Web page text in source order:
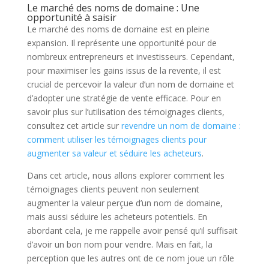
Le marché des noms de domaine : Une
opportunité à saisir
Le marché des noms de domaine est en pleine
expansion. Il représente une opportunité pour de
nombreux entrepreneurs et investisseurs. Cependant,
pour maximiser les gains issus de la revente, il est
crucial de percevoir la valeur d’un nom de domaine et
d’adopter une stratégie de vente efficace. Pour en
savoir plus sur l’utilisation des témoignages clients,
consultez cet article sur revendre un nom de domaine :
comment utiliser les témoignages clients pour
augmenter sa valeur et séduire les acheteurs.
Dans cet article, nous allons explorer comment les
témoignages clients peuvent non seulement
augmenter la valeur perçue d’un nom de domaine,
mais aussi séduire les acheteurs potentiels. En
abordant cela, je me rappelle avoir pensé qu’il suffisait
d’avoir un bon nom pour vendre. Mais en fait, la
perception que les autres ont de ce nom joue un rôle